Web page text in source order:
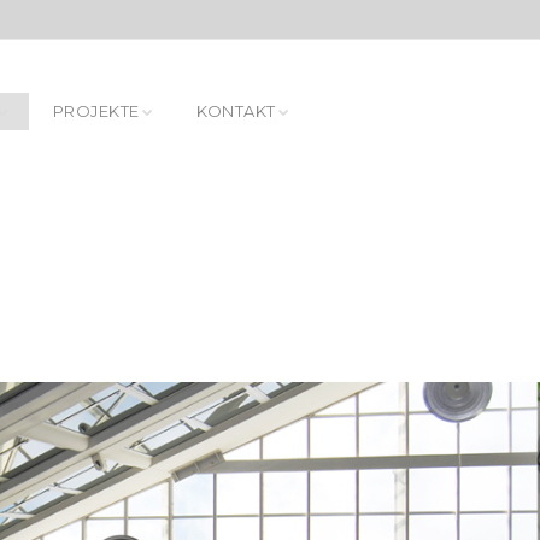
PROJEKTE KONTAKT